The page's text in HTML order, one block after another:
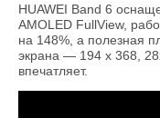
HUAWEI Band 6
AMOLED FullView,
на 148%, а полезная
экрана — 194 х 368,
впечатляет.